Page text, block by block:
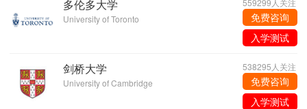
多伦多大学
University of Toronto
559299人关注
免费咨询
入学测试
剑桥大学
University of Cambridge
538295人关注
免费咨询
入学测试